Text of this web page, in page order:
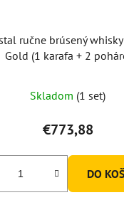
ručne brúsený
Gold (1 karafa + 2
Skladom (1 set)
€773,88
DO